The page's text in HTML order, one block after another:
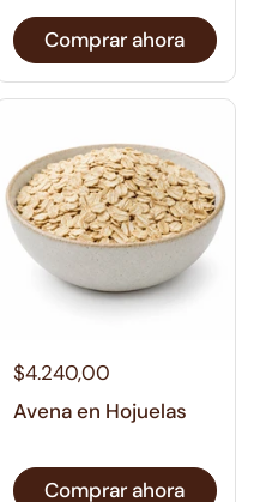
Comprar ahora
$4.240,00
Avena en Hojuelas
Comprar ahora